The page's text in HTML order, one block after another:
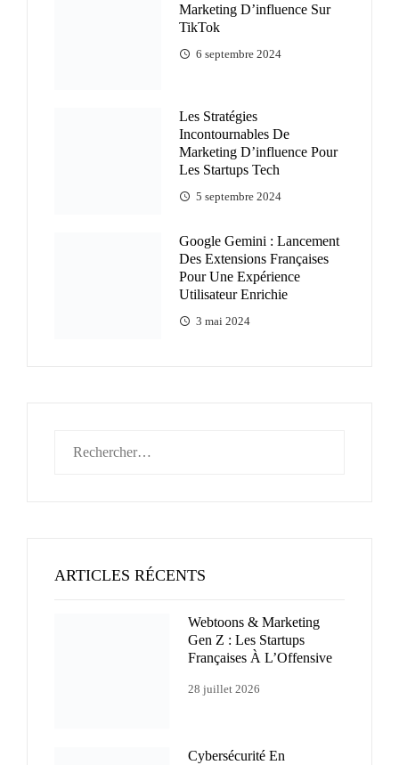
Marketing D’influence Sur
TikTok
6 septembre 2024
Les Stratégies
Incontournables De
Marketing D’influence Pour
Les Startups Tech
5 septembre 2024
Google Gemini : Lancement
Des Extensions Françaises
Pour Une Expérience
Utilisateur Enrichie
3 mai 2024
ARTICLES RÉCENTS
Webtoons & Marketing
Gen Z : Les Startups
Françaises À L’Offensive
28 juillet 2026
Cybersécurité En